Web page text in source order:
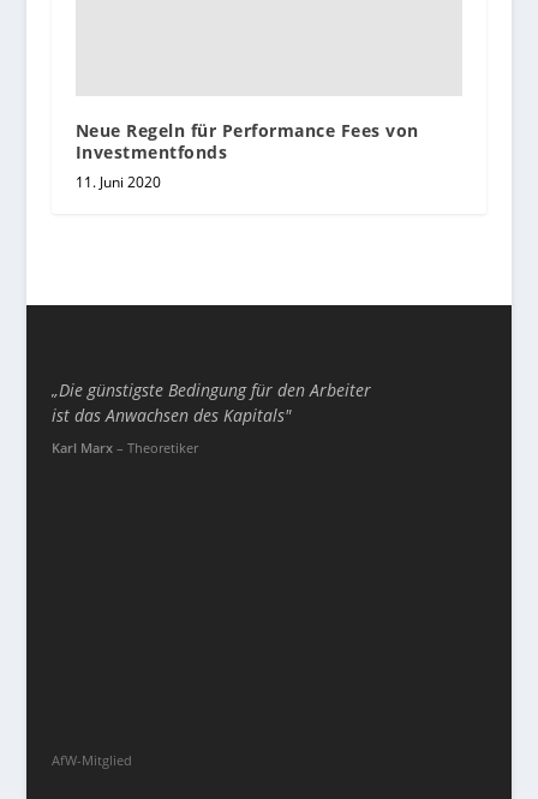
Neue Regeln für Performance Fees von
Investmentfonds
11. Juni 2020
„Die günstigste Bedingung für den Arbeiter
ist das Anwachsen des Kapitals"
Karl Marx– Theoretiker
AfW-Mitglied